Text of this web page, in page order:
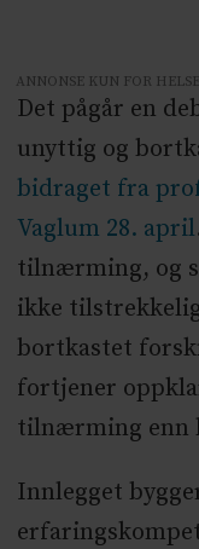
ANNONSE KUN FOR
Det pågår en
unyttig og
bidraget fra
Vaglum 28. april
tilnærming, og
ikke
bortkastet
fortjener
tilnærming enn
Innlegget